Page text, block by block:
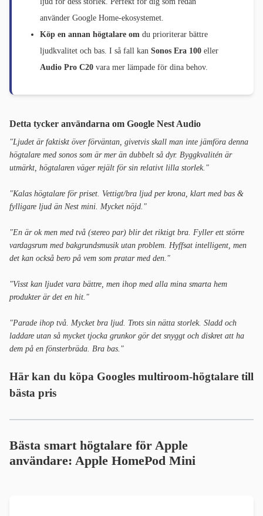
använder Google Home-ekosystemet.
Köp en annan högtalare om du prioriterar bättre
ljudkvalitet och bas. I så fall kan Sonos Era 100 eller
Audio Pro C20 vara mer lämpade för dina behov.
Detta tycker användarna om Google Nest Audio
"Ljudet är faktiskt över förväntan, givetvis skall man inte jämföra denna
högtalare med sonos som är mer än dubbelt så dyr. Byggkvalitén är
utmärkt, högtalaren väger rejält för sin relativt lilla storlek."
"Kalas högtalare för priset. Vettigt/bra ljud per krona, klart med bas &
fylligare ljud än Nest mini. Mycket nöjd."
"En är ok men med två (stereo par) blir det riktigt bra. Fyller ett större
vardagsrum med bakgrundsmusik utan problem. Hyffsat intelligent, men
det kan också bero på vem som pratar med den."
"Visst kan ljudet vara bättre, men ihop med alla mina smarta hem
produkter är det en hit."
"Parade ihop två. Mycket bra ljud. Trots sin nätta storlek. Sladd och
laddare utan så mycket tjocka grunkor gör det snyggt och diskret att ha
dem på en fönsterbräda. Bra bas."
Här kan du köpa Googles multiroom-högtalare till
bästa pris
Bästa smart högtalare för Apple
användare: Apple HomePod Mini